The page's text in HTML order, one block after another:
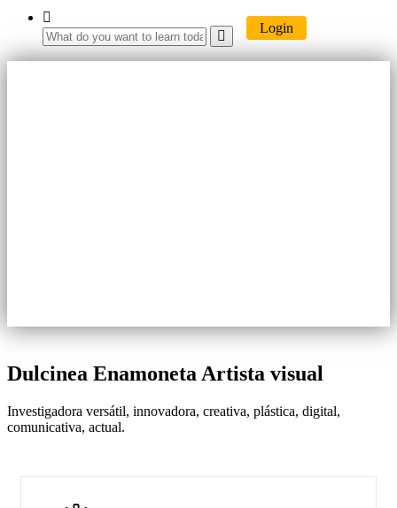
Login
Dulcinea Enamoneta Artista visual
Investigadora versátil, innovadora, creativa, plástica, digital,
comunicativa, actual.